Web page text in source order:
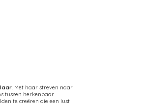
. Met haar streven naar
tussen herkenbaar
te creëren die een lust